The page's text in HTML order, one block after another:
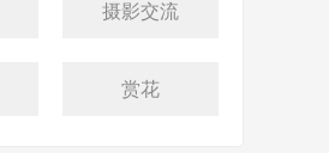
摄影交流
赏花